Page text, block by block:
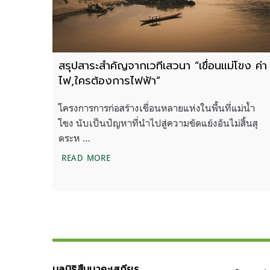
สรุปสาระสำคัญจากเวทีเสวนา “เขื่อนแม่โขง ค่า
ไฟ,ใครต้องการไฟฟ้า”
โครงการการก่อสร้างเขื่อนหลายแห่งในพื้นที่แม่น้ำ
โขง นับเป็นปัญหาที่นำไปสู่ความขัดแย้งอันไม่สิ้นสุ
ดระห …
READ MOREสรุปสาระสำคัญจากเวทีเสวนา “เขื่อนแม่โ